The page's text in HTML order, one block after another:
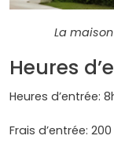
La
Heures
Heures d’entrée:
Frais d’entrée: